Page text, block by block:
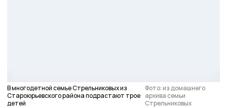
В многодетной семье Стрельниковых из
Староюрьевского района подрастают трое
детей
Фото: из домашнего
архива семьи
Стрельниковых